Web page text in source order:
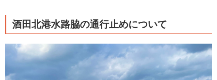
酒田北港水路脇の通行止めについて